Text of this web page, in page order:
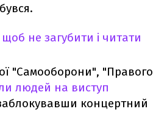
щоб не загубити і читати
"Самооборони", "Правого
людей на виступ
концертний